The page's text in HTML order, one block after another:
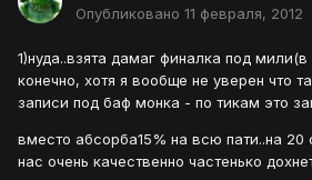
Опубликовано 11 февраля, 2012
1)нуда..взята дамаг финалка под
конечно, хотя я вообще не уверен что
записи под баф монка - по тикам это
вместо абсорба15% на всю пати..на
нас очень качественно частенько